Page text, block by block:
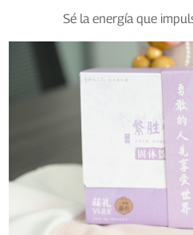
Sé la energía que